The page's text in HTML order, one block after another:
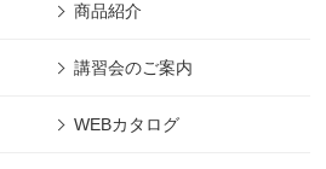
商品紹介
講習会のご案内
WEBカタログ